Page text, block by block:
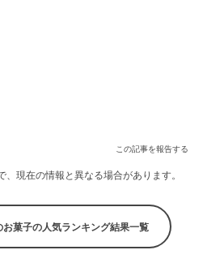
この記事を報告する
現在の情報と異なる場合があります。
お菓子の人気ランキング結果一覧